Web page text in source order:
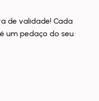
de validade! Cada
um pedaço do seu